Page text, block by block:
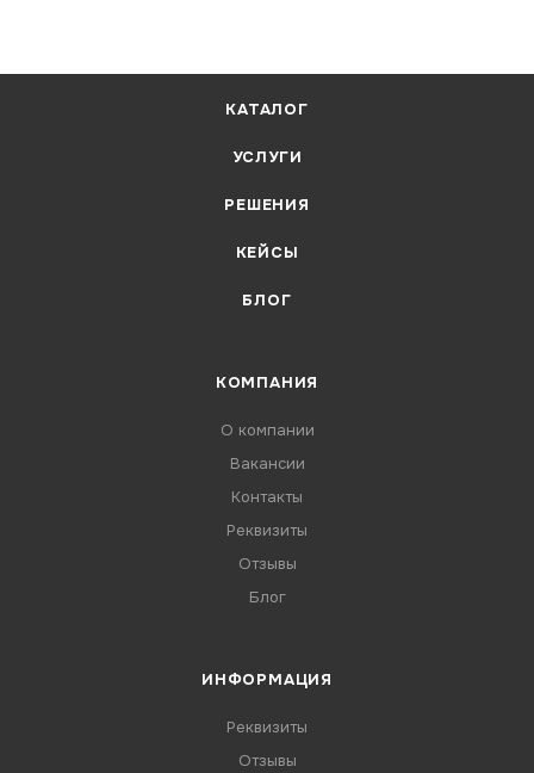
КАТАЛОГ
УСЛУГИ
РЕШЕНИЯ
КЕЙСЫ
БЛОГ
КОМПАНИЯ
О компании
Вакансии
Контакты
Реквизиты
Отзывы
Блог
ИНФОРМАЦИЯ
Реквизиты
Отзывы